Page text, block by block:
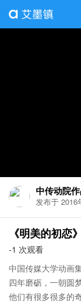
中传动院
发布于 2016
《明美的初恋
-1 次观看
中国传媒大学动画
四年磨砺，一朝圆梦
他们有很多很多的